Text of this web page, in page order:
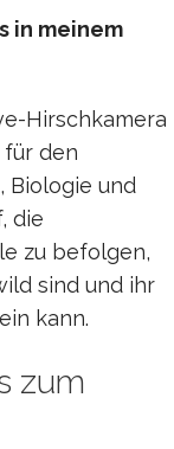
in meinem
Hirschkamera
für den
Biologie und
die
zu befolgen,
sind und ihr
kann.
zum